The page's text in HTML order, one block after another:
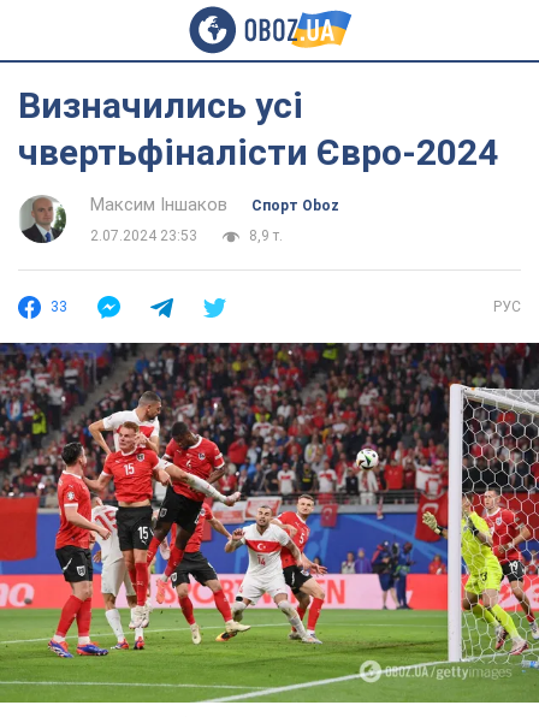
Визначились усі
чвертьфіналісти Євро-2024
Максим Іншаков
Спорт Oboz
2.07.2024 23:53
8,9 т.
33 РУС